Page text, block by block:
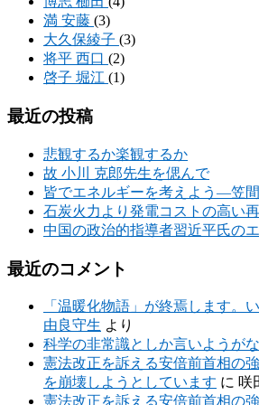
満 安藤 (3)
大久保綾子 (3)
将平 西口 (2)
啓子 堀江 (1)
最近の投稿
悲観するか楽観するか
故 小川 克郎先生を偲んで
皆でエネルギーを考えよう―笠
石炭火力より発電コストの高い
中国の政治的指導者習近平氏の
最近のコメント
「温暖化物語」が終焉します。
由良守生 より
科学の非常識としか言いようが
憲法改正を訴える安倍前首相の
を崩壊しようとしています に 咲
憲法改正を訴える安倍前首相の